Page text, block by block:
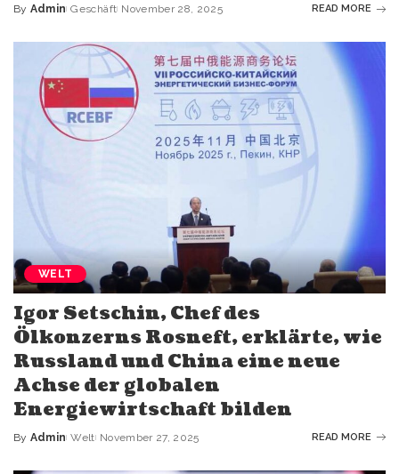
By Admin Geschäft November 28, 2025 READ MORE
WELT
Igor Setschin, Chef des
Ölkonzerns Rosneft, erklärte, wie
Russland und China eine neue
Achse der globalen
Energiewirtschaft bilden
By Admin Welt November 27, 2025 READ MORE